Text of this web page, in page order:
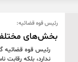
رئیس قوه قضائیه:
بخش‌های
رئیس قوه قضائیه
ندارد، بلکه